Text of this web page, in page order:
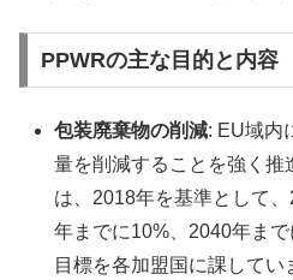
PPWRの主な目的と内容
包装廃棄物の削減: EU域内
量を削減することを強く推
は、2018年を基準として
年までに10%、2040年ま
目標を各加盟国に課してい